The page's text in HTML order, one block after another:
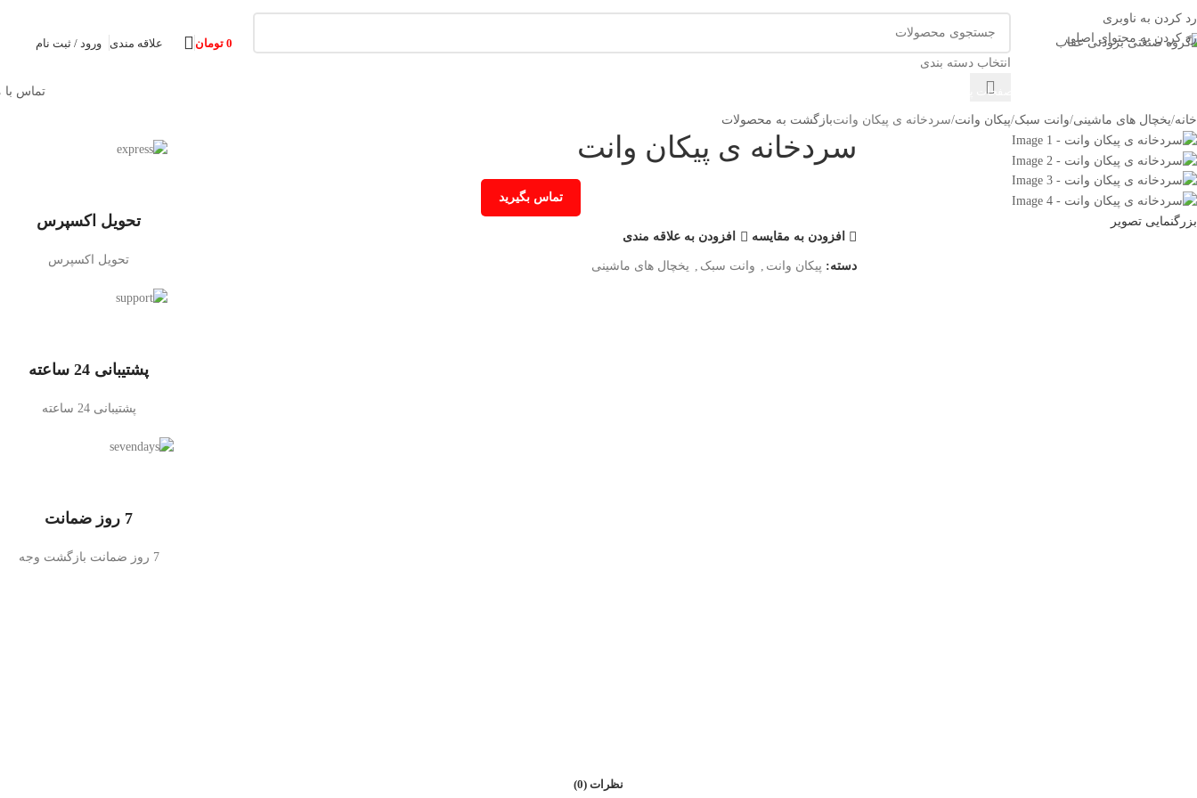
رد کردن به ناوبری
رد کردن به محتوای اصلی
انتخاب دسته بندی
0 تومان علاقه مندی ورود / ثبت نام
صفحات پر کاربرد تماس با
خانه یخچال های ماشینی وانت سبک پیکان وانت سردخانه ی پیکان وانتبازگشت به محصولات
بزرگنمایی تصویر
سردخانه ی پیکان وانت
تماس بگیرید
افزودن به مقایسه افزودن به علاقه مندی
دسته: پیکان وانت , وانت سبک , یخچال های ماشینی
تحویل اکسپرس
تحویل اکسپرس
پشتیبانی 24 ساعته
پشتیبانی 24 ساعته
7 روز ضمانت
7 روز ضمانت بازگشت وجه
نظرات (0)